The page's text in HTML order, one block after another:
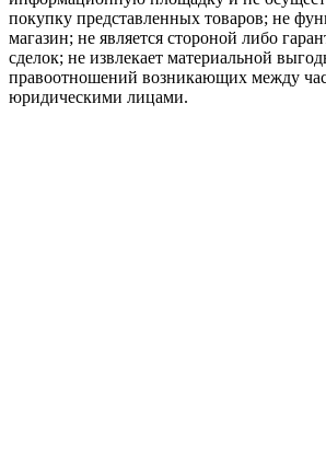
покупку представленных товаров; не
магазин; не является стороной либо
сделок; не извлекает материальной
правоотношений возникающих между
юридическими лицами.